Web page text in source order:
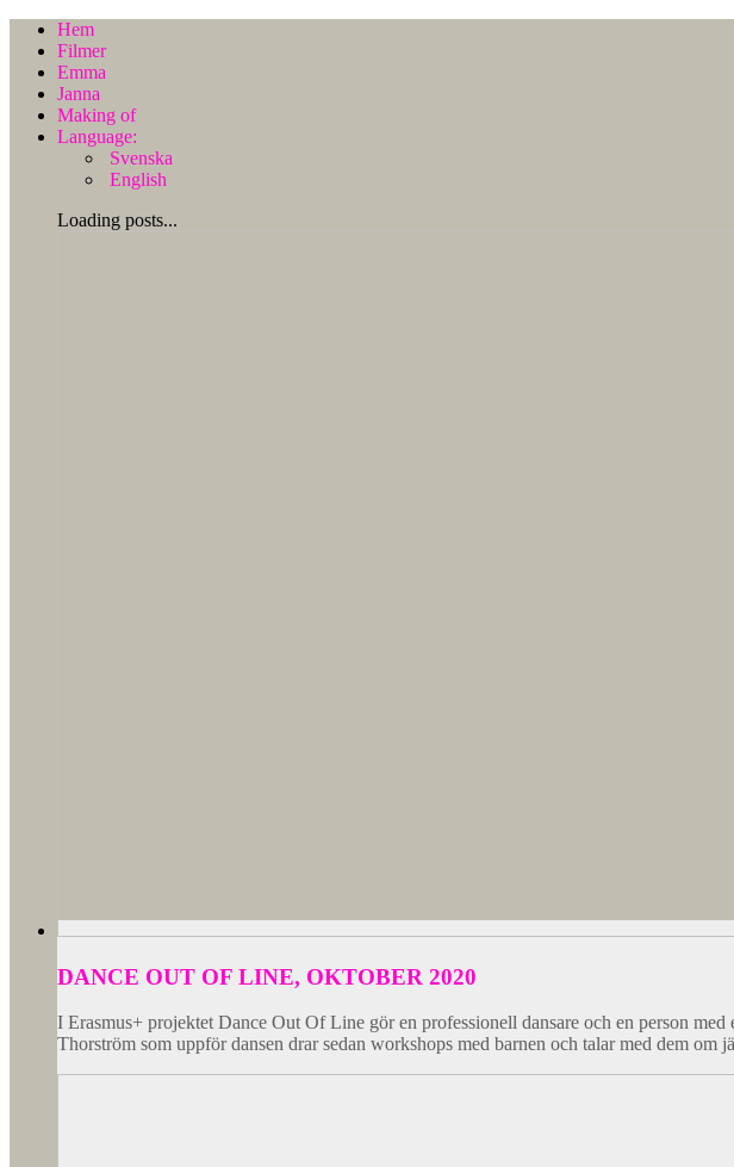
Hem
Filmer
Emma
Janna
Making of
Language:
Svenska
English
Loading posts...
DANCE OUT OF LINE, OKTOBER 2020
I Erasmus+ projektet Dance Out Of Line gör en professionell dansare och en person
Thorström som uppför dansen drar sedan workshops med barnen och talar med dem om